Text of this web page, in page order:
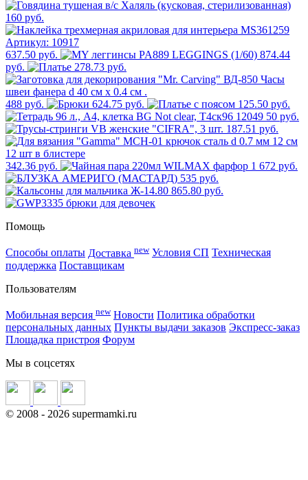
160 руб.
637.50 руб.
874.44
руб.
278.73 руб.
488 руб. 624.75 руб.
125.50 руб.
50 руб.
187.51 руб.
342.36 руб.
1 672 руб.
535 руб.
865.80 руб.
Помощь
Способы оплаты Доставка new Условия СП Техническая
поддержка Поставщикам
Пользователям
Мобильная версия new Новости Политика обработки
персональных данных Пункты выдачи заказов Экспресс-заказ
Площадка пристроя Форум
Мы в соцсетях
© 2008 - 2026 supermamki.ru